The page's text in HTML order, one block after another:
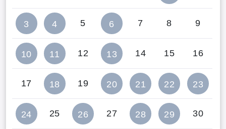
3 4 5 6 7 8 9
10 11 12 13 14 15 16
17 18 19 20 21 22 23
24 25 26 27 28 29 30